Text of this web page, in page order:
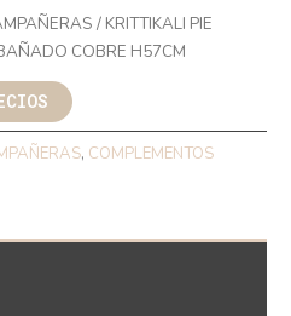
/ KRITTIKALI PIE
COBRE H57CM
, COMPLEMENTOS